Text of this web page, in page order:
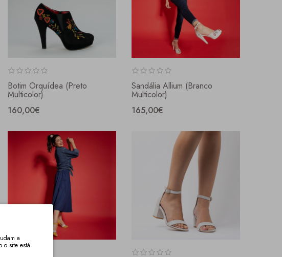
Botim Orquídea (preto
Multicolor)
160,00€
Sandália Allium (branco
Multicolor)
165,00€
a
o site está